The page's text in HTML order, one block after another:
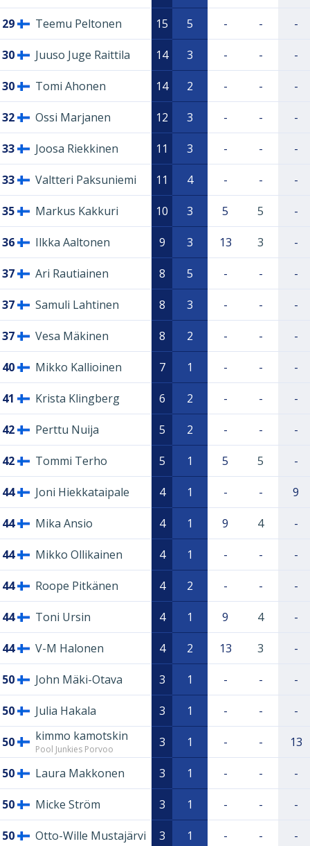
29 Teemu Peltonen 15 5 - - -
30 Juuso Juge Raittila 14 3 - - -
30 Tomi Ahonen 14 2 - - -
32 Ossi Marjanen 12 3 - - -
33 Joosa Riekkinen 11 3 - - -
33 Valtteri Paksuniemi 11 4 - - -
35 Markus Kakkuri 10 3 5 5 -
36 Ilkka Aaltonen 9 3 13 3 -
37 Ari Rautiainen 8 5 - - -
37 Samuli Lahtinen 8 3 - - -
37 Vesa Mäkinen 8 2 - - -
40 Mikko Kallioinen 7 1 - - -
41 Krista Klingberg 6 2 - - -
42 Perttu Nuija 5 2 - - -
42 Tommi Terho 5 1 5 5 -
44 Joni Hiekkataipale 4 1 - - 9
44 Mika Ansio 4 1 9 4 -
44 Mikko Ollikainen 4 1 - - -
44 Roope Pitkänen 4 2 - - -
44 Toni Ursin 4 1 9 4 -
44 V-M Halonen 4 2 13 3 -
50 John Mäki-Otava 3 1 - - -
50 Julia Hakala 3 1 - - -
50 kimmo kamotskin
Pool Junkies Porvoo 3 1 - - 13
50 Laura Makkonen 3 1 - - -
50 Micke Ström 3 1 - - -
50 Otto-Wille Mustajärvi 3 1 - - -